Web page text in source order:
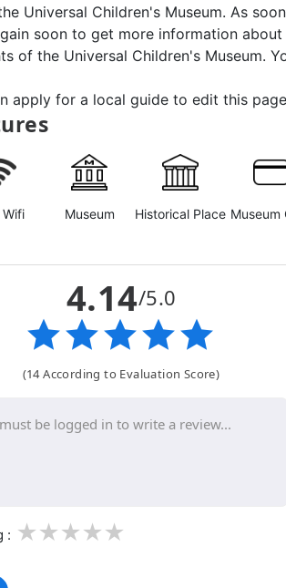
Universal Children's Museum. As
soon to get more information
of the Universal Children's Museum.
apply for a local guide to edit this
Wifi Museum Historical Place Museum
4.14/5.0
(14 According to Evaluation Score)
: 3
2
1